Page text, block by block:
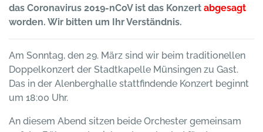
das Coronavirus 2019-nCoV ist das Konzert abgesagt
worden. Wir bitten um Ihr Verständnis.
Am Sonntag, den 29. März sind wir beim traditionellen
Doppelkonzert der Stadtkapelle Münsingen zu Gast.
Das in der Alenberghalle stattfindende Konzert beginnt
um 18:00 Uhr.
An diesem Abend sitzen beide Orchester gemeinsam